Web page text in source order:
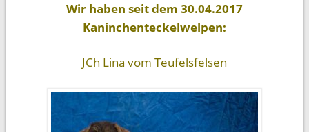
Wir haben seit dem 30.04.2017
Kaninchenteckelwelpen:
JCh Lina vom Teufelsfelsen